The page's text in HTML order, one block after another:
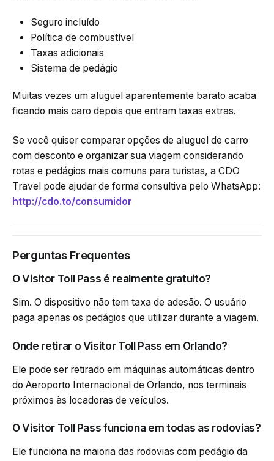
Seguro incluído
Política de combustível
Taxas adicionais
Sistema de pedágio
Muitas vezes um aluguel aparentemente barato acaba
ficando mais caro depois que entram taxas extras.
Se você quiser comparar opções de aluguel de carro
com desconto e organizar sua viagem considerando
rotas e pedágios mais comuns para turistas, a CDO
Travel pode ajudar de forma consultiva pelo WhatsApp:
http://cdo.to/consumidor
Perguntas Frequentes
O Visitor Toll Pass é realmente gratuito?
Sim. O dispositivo não tem taxa de adesão. O usuário
paga apenas os pedágios que utilizar durante a viagem.
Onde retirar o Visitor Toll Pass em Orlando?
Ele pode ser retirado em máquinas automáticas dentro
do Aeroporto Internacional de Orlando, nos terminais
próximos às locadoras de veículos.
O Visitor Toll Pass funciona em todas as rodovias?
Ele funciona na maioria das rodovias com pedágio da